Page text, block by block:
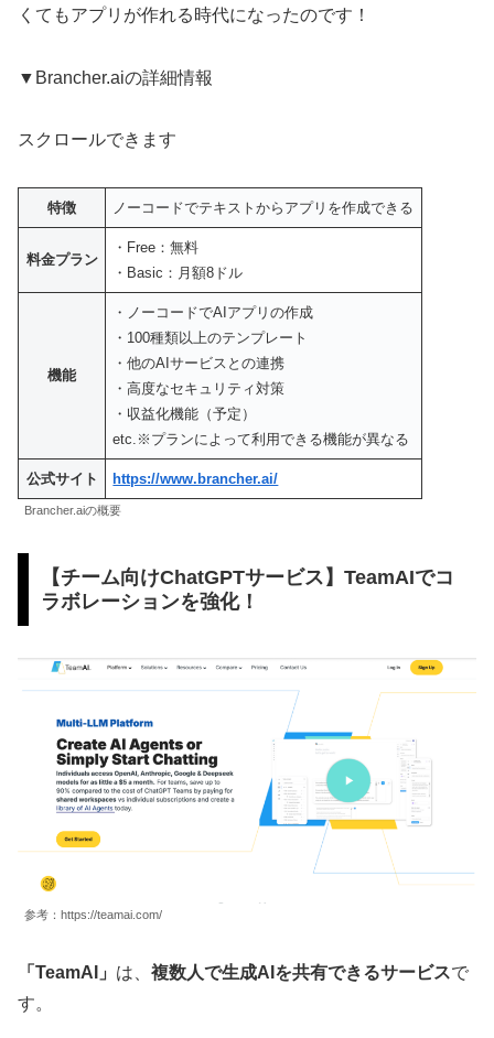
くてもアプリが作れる時代になったのです！
▼Brancher.aiの詳細情報
スクロールできます
特徴 ノーコードでテキストからアプリを作成できる
料金プラン
・Free：無料
・Basic：月額8ドル
機能
・ノーコードでAIアプリの作成
・100種類以上のテンプレート
・他のAIサービスとの連携
・高度なセキュリティ対策
・収益化機能（予定）
etc.※プランによって利用できる機能が異なる
公式サイト https://www.brancher.ai/
Brancher.aiの概要
【チーム向けChatGPTサービス】TeamAIでコ
ラボレーションを強化！
参考：https://teamai.com/
「TeamAI」 は、 複数人で生成AIを共有できるサービスで
す。